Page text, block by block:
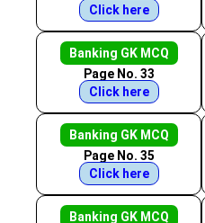
Click here
Banking GK MCQ
Page No. 33
Click here
Banking GK MCQ
Page No. 35
Click here
Banking GK MCQ